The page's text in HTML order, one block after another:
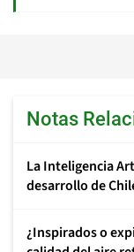
Notas
La Inteligencia
desarrollo de
¿Inspirados o